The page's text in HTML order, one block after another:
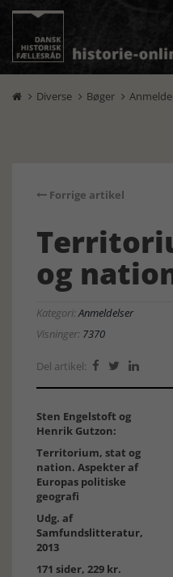
 Diverse  Bøger 
Forrige artikel
og
Kategori:Anmeldelser
Visninger: 7370
Del artikel:   
Sten Engelstoft og
Henrik Gutzon:
Territorium, stat og
nation. Aspekter af
Europas politiske
geografi
Udg. af
Samfundslitteratur,
2013
171 sider, 229 kr.